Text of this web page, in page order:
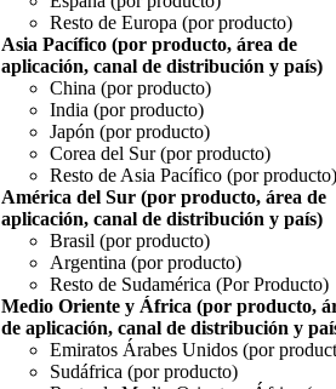
Resto de Europa (por producto)
Asia Pacífico (por producto, área de
aplicación, canal de distribución y país)
China (por producto)
India (por producto)
Japón (por producto)
Corea del Sur (por producto)
Resto de Asia Pacífico (por producto)
América del Sur (por producto, área de
aplicación, canal de distribución y país)
Brasil (por producto)
Argentina (por producto)
Resto de Sudamérica (Por Producto)
Medio Oriente y África (por producto,
de aplicación, canal de distribución y
Emiratos Árabes Unidos (por
Sudáfrica (por producto)